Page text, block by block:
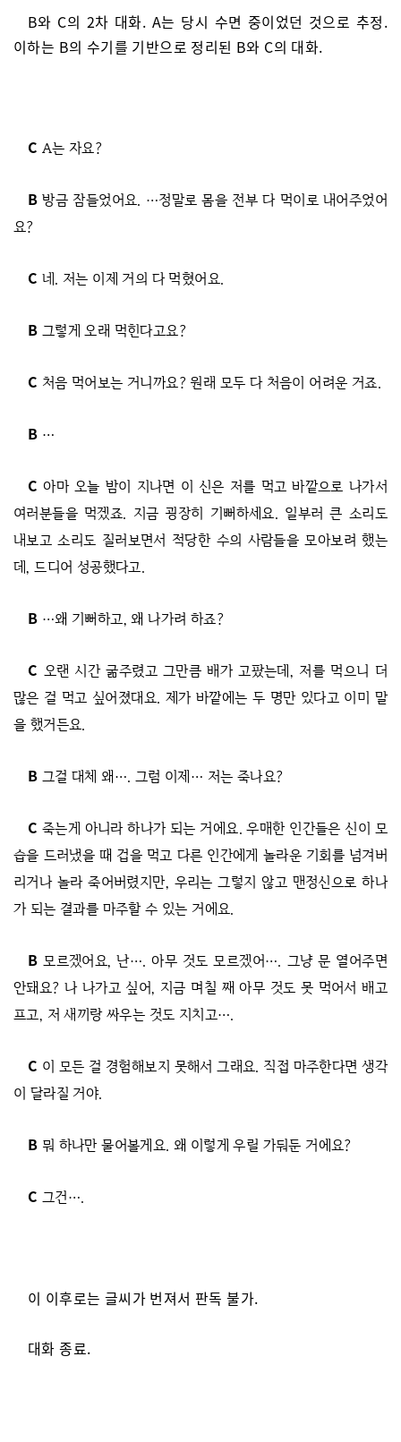
B와 C의 2차 대화. A는 당시 수면 중이었던 것으로 추정.
이하는 B의 수기를 기반으로 정리된 B와 C의 대화.
C A는 자요?
B 방금 잠들었어요. …정말로 몸을 전부 다 먹이로 내어주었어
요?
C 네. 저는 이제 거의 다 먹혔어요.
B 그렇게 오래 먹힌다고요?
C 처음 먹어보는 거니까요? 원래 모두 다 처음이 어려운 거죠.
B …
C 아마 오늘 밤이 지나면 이 신은 저를 먹고 바깥으로 나가서
여러분들을 먹겠죠. 지금 굉장히 기뻐하세요. 일부러 큰 소리도
내보고 소리도 질러보면서 적당한 수의 사람들을 모아보려 했는
데, 드디어 성공했다고.
B …왜 기뻐하고, 왜 나가려 하죠?
C 오랜 시간 굶주렸고 그만큼 배가 고팠는데, 저를 먹으니 더
많은 걸 먹고 싶어졌대요. 제가 바깥에는 두 명만 있다고 이미 말
을 했거든요.
B 그걸 대체 왜…. 그럼 이제… 저는 죽나요?
C 죽는게 아니라 하나가 되는 거에요. 우매한 인간들은 신이 모
습을 드러냈을 때 겁을 먹고 다른 인간에게 놀라운 기회를 넘겨버
리거나 놀라 죽어버렸지만, 우리는 그렇지 않고 맨정신으로 하나
가 되는 결과를 마주할 수 있는 거에요.
B 모르겠어요, 난…. 아무 것도 모르겠어…. 그냥 문 열어주면
안돼요? 나 나가고 싶어, 지금 며칠 째 아무 것도 못 먹어서 배고
프고, 저 새끼랑 싸우는 것도 지치고….
C 이 모든 걸 경험해보지 못해서 그래요. 직접 마주한다면 생각
이 달라질 거야.
B 뭐 하나만 물어볼게요. 왜 이렇게 우릴 가둬둔 거에요?
C 그건….
이 이후로는 글씨가 번져서 판독 불가.
대화 종료.